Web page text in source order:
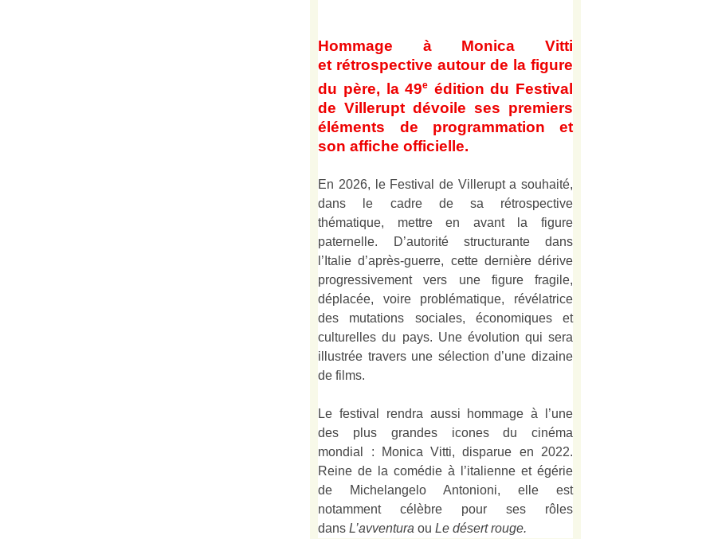
Hommage à Monica Vitti
et rétrospective autour de la figure
du père, la 49e édition du Festival
de Villerupt dévoile ses premiers
éléments de programmation et
son affiche officielle.
En 2026, le Festival de Villerupt a souhaité,
dans le cadre de sa rétrospective
thématique, mettre en avant la figure
paternelle. D’autorité structurante dans
l’Italie d’après-guerre, cette dernière dérive
progressivement vers une figure fragile,
déplacée, voire problématique, révélatrice
des mutations sociales, économiques et
culturelles du pays. Une évolution qui sera
illustrée travers une sélection d’une dizaine
de films.
Le festival rendra aussi hommage à l’une
des plus grandes icones du cinéma
mondial : Monica Vitti, disparue en 2022.
Reine de la comédie à l’italienne et égérie
de Michelangelo Antonioni, elle est
notamment célèbre pour ses rôles
dans L’avventura ou Le désert rouge.